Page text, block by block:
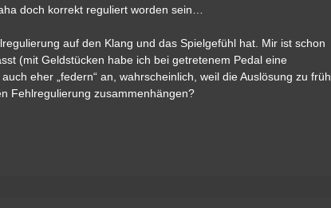
doch korrekt reguliert worden sein…
auf den Klang und das Spielgefühl hat. Mir ist schon
(mit Geldstücken habe ich bei getretenem Pedal eine
eher „federn“ an, wahrscheinlich, weil die Auslösung zu früh
Fehlregulierung zusammenhängen?